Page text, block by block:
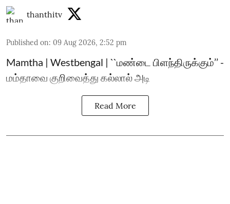
thanthitv
Published on: 09 Aug 2026, 2:52 pm
Mamtha | Westbengal | ``மண்டை பிளந்திருக்கும்’’ -
மம்தாவை குறிவைத்து கல்லால் அடி
Read More